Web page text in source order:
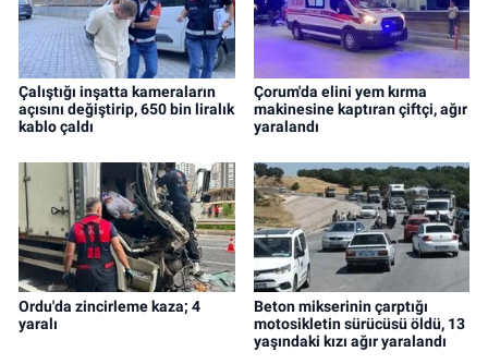
Çalıştığı inşatta kameraların
açısını değiştirip, 650 bin liralık
kablo çaldı
Çorum'da elini yem kırma
makinesine kaptıran çiftçi, ağır
yaralandı
Ordu'da zincirleme kaza; 4
yaralı
Beton mikserinin çarptığı
motosikletin sürücüsü öldü, 13
yaşındaki kızı ağır yaralandı